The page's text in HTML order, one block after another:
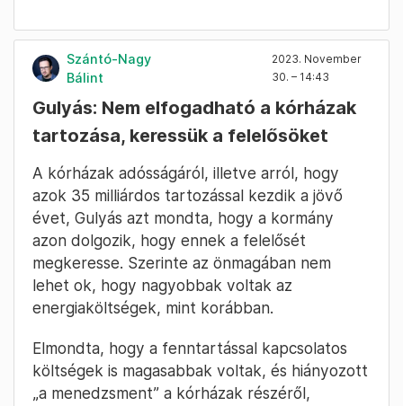
Szántó-Nagy
Bálint
2023. November
30. – 14:43
Gulyás: Nem elfogadható a kórházak
tartozása, keressük a felelősöket
A kórházak adósságáról, illetve arról, hogy
azok 35 milliárdos tartozással kezdik a jövő
évet, Gulyás azt mondta, hogy a kormány
azon dolgozik, hogy ennek a felelősét
megkeresse. Szerinte az önmagában nem
lehet ok, hogy nagyobbak voltak az
energiaköltségek, mint korábban.
Elmondta, hogy a fenntartással kapcsolatos
költségek is magasabbak voltak, és hiányozott
„a menedzsment” a kórházak részéről,